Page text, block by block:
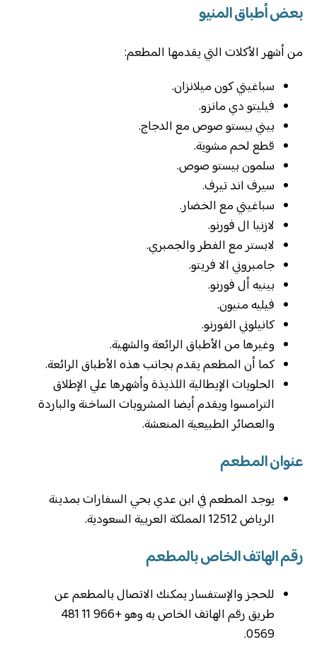
بعض أطباق المنيو
من أشهر الأكلات التي يقدمها المطعم:
سباغيتي كون ميلانزان.
فيليتو دي مانزو.
بيني بيستو صوص مع الدجاج.
قطع لحم مشوية.
سلمون بيستو صوص.
سيرف اند تيرف.
سباغيتي مع الخضار.
لازنيا ال فورنو.
لابستر مع الفطر والجمبري.
جامبروني الا فريتو.
‏بينيه أل فورنو.
‏فيليه منيون.
‏كانيلوني الفورنو.
وغيرها من الأطباق الرائعة والشهية.
‏كما أن المطعم يقدم بجانب هذه الأطباق الرائعة.
‏الحلويات الإيطالية اللذيذة وأشهرها علي الإطلاق
الترامسوا ويقدم أيضا المشروبات الساخنة والباردة
والعصائر الطبيعية المنعشة.
عنوان المطعم
يوجد المطعم في ابن عدي بحي السفارات بمدينة
الرياض 12512 المملكة العربية السعودية.
رقم الهاتف الخاص بالمطعم
للحجز والإستفسار يمكنك الاتصال بالمطعم عن
طريق رقم الهاتف الخاص به وهو +966 11 481
0569.